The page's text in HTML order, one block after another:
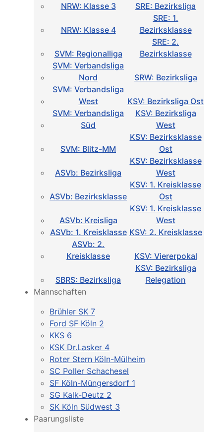
NRW: Klasse 3
SRE: Bezirksliga
NRW: Klasse 4
SRE: 1.
Bezirksklasse
SVM: Regionalliga
SRE: 2.
Bezirksklasse
SVM: Verbandsliga
Nord
SRW: Bezirksliga
SVM: Verbandsliga
West
KSV: Bezirksliga Ost
SVM: Verbandsliga
Süd
KSV: Bezirksliga
West
SVM: Blitz-MM
KSV: Bezirksklasse
Ost
ASVb: Bezirksliga
KSV: Bezirksklasse
West
ASVb: Bezirksklasse
KSV: 1. Kreisklasse
Ost
ASVb: Kreisliga
KSV: 1. Kreisklasse
West
ASVb: 1. Kreisklasse KSV: 2. Kreisklasse
ASVb: 2.
Kreisklasse
KSV: Viererpokal
SBRS: Bezirksliga
KSV: Bezirksliga
Relegation
Mannschaften
Brühler SK 7
Ford SF Köln 2
KKS 6
KSK Dr.Lasker 4
Roter Stern Köln-Mülheim
SC Poller Schachesel
SF Köln-Müngersdorf 1
SG Kalk-Deutz 2
SK Köln Südwest 3
Paarungsliste